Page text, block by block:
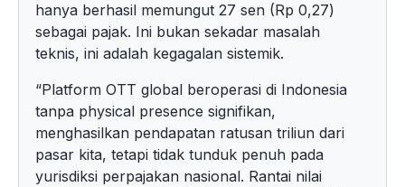
hanya berhasil memungut 27 sen (Rp 0,27)
sebagai pajak. Ini bukan sekadar masalah
teknis, ini adalah kegagalan sistemik.
“Platform OTT global beroperasi di Indonesia
tanpa physical presence signifikan,
menghasilkan pendapatan ratusan triliun dari
pasar kita, tetapi tidak tunduk penuh pada
yurisdiksi perpajakan nasional. Rantai nilai